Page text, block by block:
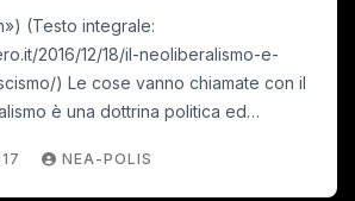
(Testo integrale:
2016/12/18/il-neoliberalismo-e-
) Le cose vanno chiamate con il
è una dottrina politica ed…
NEA-POLIS